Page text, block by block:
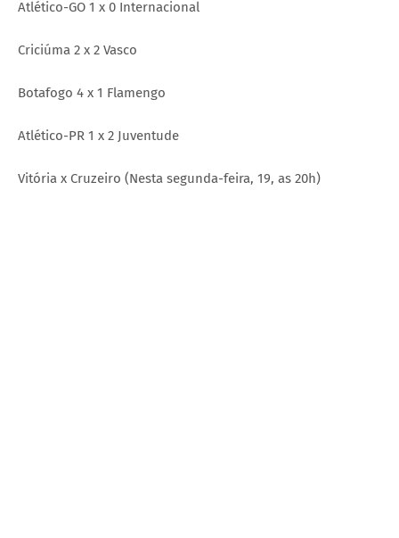
Atlético-GO 1 x 0 Internacional
Criciúma 2 x 2 Vasco
Botafogo 4 x 1 Flamengo
Atlético-PR 1 x 2 Juventude
Vitória x Cruzeiro (Nesta segunda-feira, 19, as 20h)